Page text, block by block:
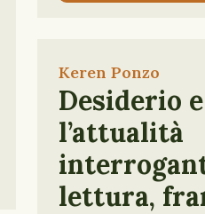
Keren Ponzo
Desiderio
l’attualità
lettura,